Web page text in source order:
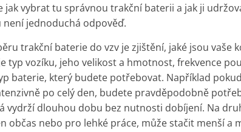
jak vybrat tu správnou trakční baterii a jak ji
není jednoduchá odpověď.
trakční baterie do vzv je zjištění, jaké jsou vaše
typ vozíku, jeho velikost a hmotnost, frekvence
baterie, který budete potřebovat. Například
po celý den, budete pravděpodobně
vydrží dlouhou dobu bez nutnosti dobíjení. Na
občas nebo pro lehké práce, může stačit menší a